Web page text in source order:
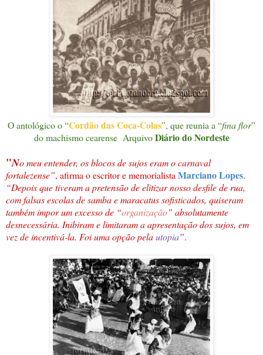
O antológico o “Cordão das Coca-Colas”, que reunia a “fina flor”
do machismo cearense ArquivoDiário do Nordeste
"No meu entender, os blocos de sujos eram o carnaval
fortalezense”, afirma o escritor e memorialista Marciano Lopes.
“Depois que tiveram a pretensão de elitizar nosso desfile de rua,
com falsas escolas de samba e maracatus sofisticados, quiseram
também impor um excesso de “organização” absolutamente
desnecessária. Inibiram e limitaram a apresentação dos sujos, em
vez de incentivá-la. Foi uma opção pelautopia”.